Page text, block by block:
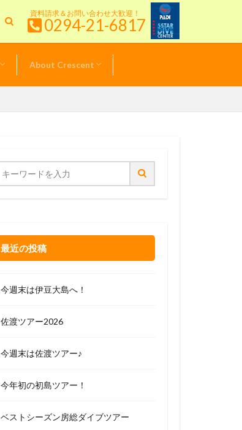
資料請求＆お問い合わせ大歓迎！
0294-21-6817
About Crescent
最近の投稿
今週末は伊豆大島へ！
佐渡ツアー2026
今週末は佐渡ツアー♪
今年初の初島ツアー！
ベストシーズン房総ダイブツアー